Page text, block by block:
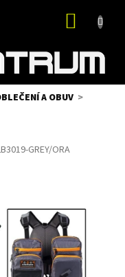
A OBUV
GREY/ORA